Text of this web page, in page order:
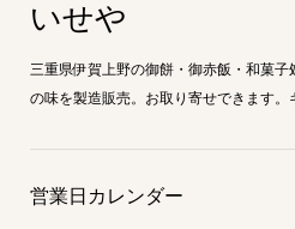
いせや
三重県伊賀上野の御餅・御赤飯・和菓
の味を製造販売。お取り寄せできます。
営業日カレンダー